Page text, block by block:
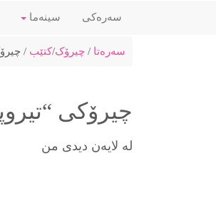
سینەما سەرەکی
سەرەتا / چیرۆک/کتێب /
چیرۆکی
لە لایەن دیدی من